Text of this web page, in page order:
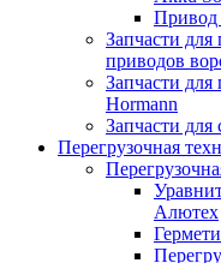
Привод
Запчасти
приводов
Запчасти
Hormann
Запчасти
Перегрузочная
Алютех